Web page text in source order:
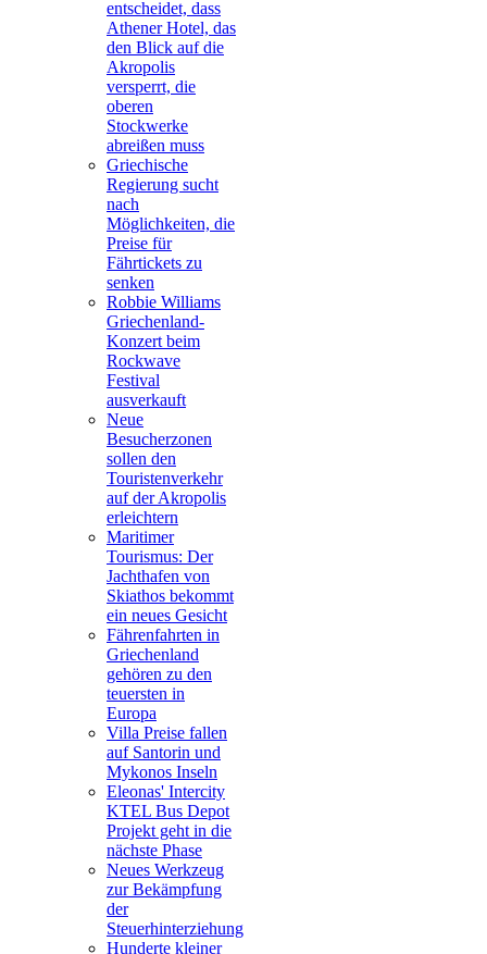
entscheidet, dass
Athener Hotel, das
den Blick auf die
Akropolis
versperrt, die
oberen
Stockwerke
abreißen muss
Griechische
Regierung sucht
nach
Möglichkeiten, die
Preise für
Fährtickets zu
senken
Robbie Williams
Griechenland-
Konzert beim
Rockwave
Festival
ausverkauft
Neue
Besucherzonen
sollen den
Touristenverkehr
auf der Akropolis
erleichtern
Maritimer
Tourismus: Der
Jachthafen von
Skiathos bekommt
ein neues Gesicht
Fährenfahrten in
Griechenland
gehören zu den
teuersten in
Europa
Villa Preise fallen
auf Santorin und
Mykonos Inseln
Eleonas' Intercity
KTEL Bus Depot
Projekt geht in die
nächste Phase
Neues Werkzeug
zur Bekämpfung
der
Steuerhinterziehung
Hunderte kleiner